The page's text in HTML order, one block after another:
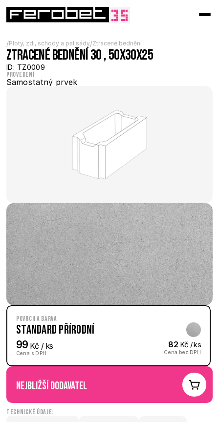
/Ploty, zdi, schody a palisády/Ztracené bednění
Ztracené bednění 30 , 50x30x25
ID: TZ0009
Provedení
Samostatný prvek
Povrch a barva
Standard Přírodní
99 Kč / ks
Cena s DPH
82 Kč / ks
Cena bez DPH
nejbližší dodavatel
Technické údaje: